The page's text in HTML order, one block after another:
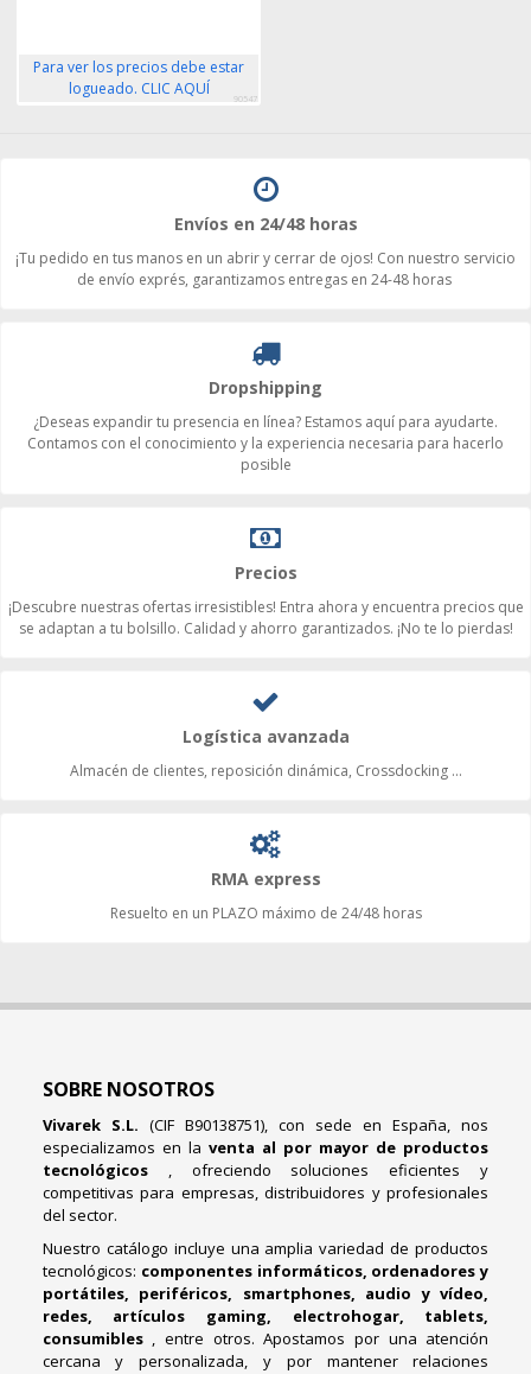
Para ver los precios debe estar
logueado. CLIC AQUÍ
90547
Envíos en 24/48 horas
¡Tu pedido en tus manos en un abrir y cerrar de ojos! Con nuestro servicio
de envío exprés, garantizamos entregas en 24-48 horas
Dropshipping
¿Deseas expandir tu presencia en línea? Estamos aquí para ayudarte.
Contamos con el conocimiento y la experiencia necesaria para hacerlo
posible
Precios
¡Descubre nuestras ofertas irresistibles! Entra ahora y encuentra precios que
se adaptan a tu bolsillo. Calidad y ahorro garantizados. ¡No te lo pierdas!
Logística avanzada
Almacén de clientes, reposición dinámica, Crossdocking ...
RMA express
Resuelto en un PLAZO máximo de 24/48 horas
SOBRE NOSOTROS
Vivarek S.L. (CIF B90138751), con sede en España, nos
especializamos en la venta al por mayor de productos
tecnológicos , ofreciendo soluciones eficientes y
competitivas para empresas, distribuidores y profesionales
del sector.
Nuestro catálogo incluye una amplia variedad de productos
tecnológicos: componentes informáticos, ordenadores y
portátiles, periféricos, smartphones, audio y vídeo,
redes, artículos gaming, electrohogar, tablets,
consumibles , entre otros. Apostamos por una atención
cercana y personalizada, y por mantener relaciones